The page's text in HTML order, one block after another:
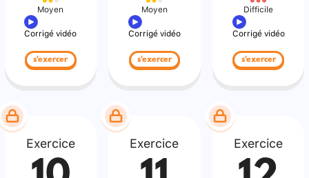
Moyen
Corrigé vidéo
s'exercer
Moyen
Corrigé vidéo
s'exercer
Difficile
Corrigé vidéo
s'exercer
Exercice Exercice Exercice